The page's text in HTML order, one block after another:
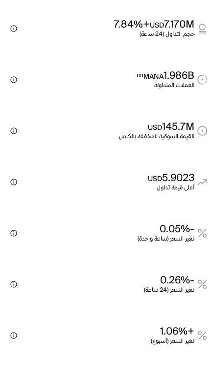
7.170M
USD
+7.84%
حجم التداول (24 ساعة)
1.986B
MANA
∞
العملات المتداولة
145.7M
USD
القيمة السوقية المخففة بالكامل
5.9023
USD
أعلى قيمة تداول
-0.05%
تغير السعر (ساعة واحدة)
-0.26%
تغير السعر (24 ساعة)
+1.06%
تغير السعر (أسبوع)